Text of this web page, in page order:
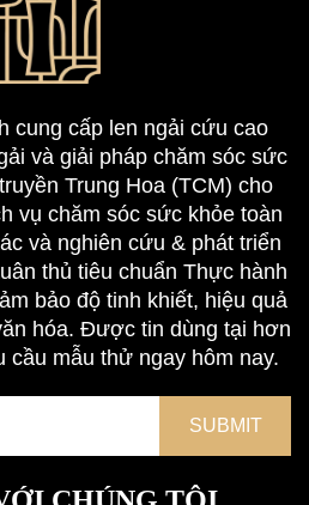
cung cấp len ngải cứu cao
và giải pháp chăm sóc sức
Trung Hoa (TCM) cho
vụ chăm sóc sức khỏe toàn
và nghiên cứu & phát triển
thủ tiêu chuẩn Thực hành
bảo độ tinh khiết, hiệu quả
hóa. Được tin dùng tại hơn
cầu mẫu thử ngay hôm nay.